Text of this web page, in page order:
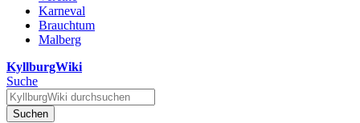
Karneval
Brauchtum
Malberg
KyllburgWiki
Suche
Suchen